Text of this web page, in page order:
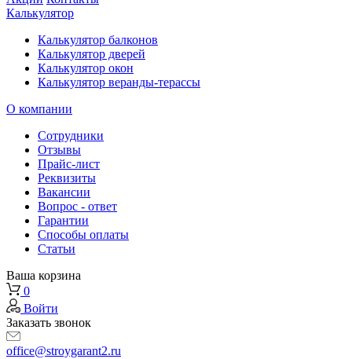
Калькулятор
Калькулятор балконов
Калькулятор дверей
Калькулятор окон
Калькулятор веранды-терассы
О компании
Сотрудники
Отзывы
Прайс-лист
Реквизиты
Вакансии
Вопрос - ответ
Гарантии
Способы оплаты
Статьи
Ваша корзина
0
Войти
Заказать звонок
office@stroygarant2.ru